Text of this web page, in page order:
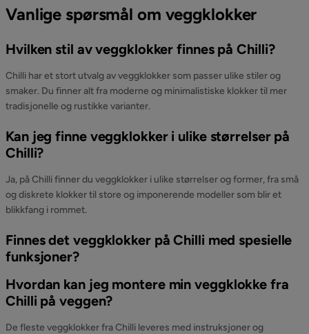
Vanlige spørsmål om veggklokker
Hvilken stil av veggklokker finnes på Chilli?
Chilli har et stort utvalg av veggklokker som passer ulike stiler og
smaker. Du finner alt fra moderne og minimalistiske klokker til mer
tradisjonelle og rustikke varianter.
Kan jeg finne veggklokker i ulike størrelser på
Chilli?
Ja, på Chilli finner du veggklokker i ulike størrelser og former, fra små
og diskrete klokker til store og imponerende modeller som blir et
blikkfang i rommet.
Finnes det veggklokker på Chilli med spesielle
funksjoner?
Hvordan kan jeg montere min veggklokke fra
Chilli på veggen?
De fleste veggklokker fra Chilli leveres med instruksjoner og